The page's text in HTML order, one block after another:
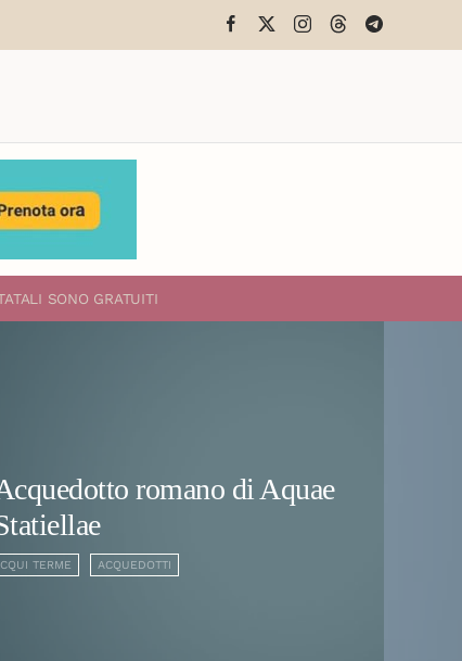
SONO GRATUITI
romano di Aquae
TERME ACQUEDOTTI